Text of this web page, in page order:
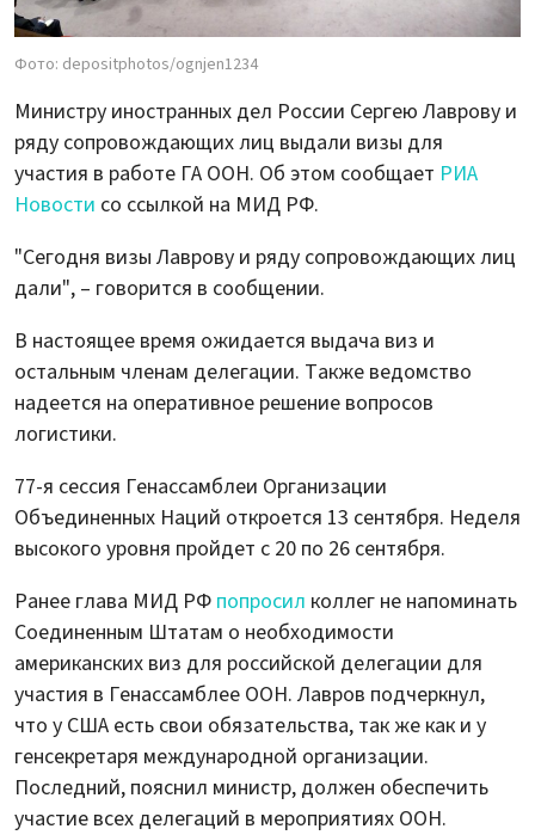
Фото: depositphotos/ognjen1234
Министру иностранных дел России Сергею Лаврову и
ряду сопровождающих лиц выдали визы для
участия в работе ГА ООН. Об этом сообщает РИА
Новости со ссылкой на МИД РФ.
"Сегодня визы Лаврову и ряду сопровождающих лиц
дали", – говорится в сообщении.
В настоящее время ожидается выдача виз и
остальным членам делегации. Также ведомство
надеется на оперативное решение вопросов
логистики.
77-я сессия Генассамблеи Организации
Объединенных Наций откроется 13 сентября. Неделя
высокого уровня пройдет с 20 по 26 сентября.
Ранее глава МИД РФ попросил коллег не напоминать
Соединенным Штатам о необходимости
американских виз для российской делегации для
участия в Генассамблее ООН. Лавров подчеркнул,
что у США есть свои обязательства, так же как и у
генсекретаря международной организации.
Последний, пояснил министр, должен обеспечить
участие всех делегаций в мероприятиях ООН.